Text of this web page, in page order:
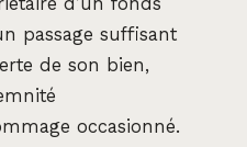
passage suffisant
de son bien,
occasionné.